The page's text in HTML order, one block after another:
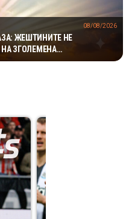
ЖЕШТИНИТЕ НЕ
ЗГОЛЕМЕНА
08/08/2026